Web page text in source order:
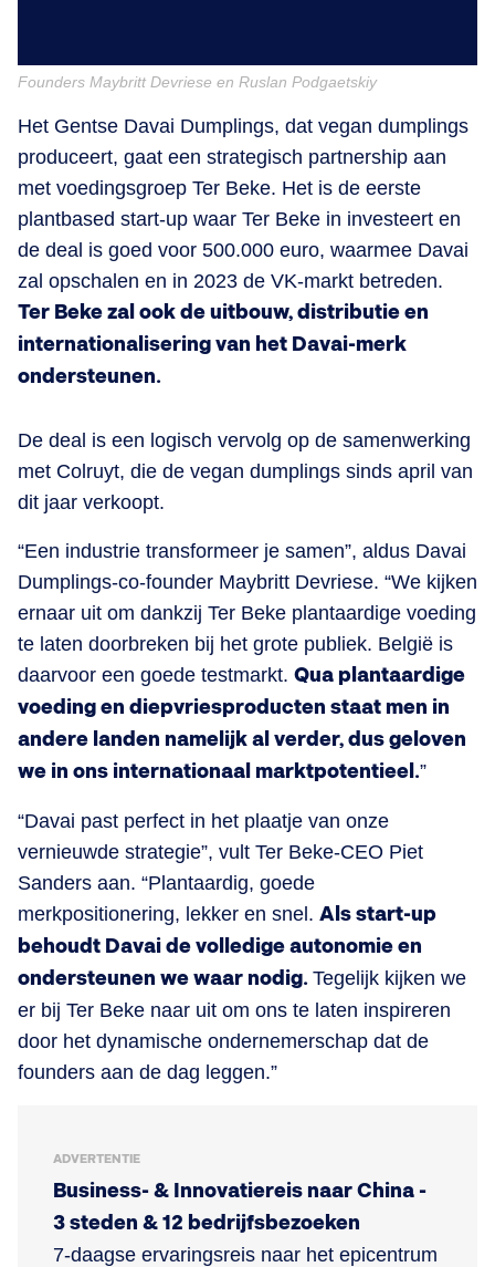
Founders Maybritt Devriese en Ruslan Podgaetskiy
Het Gentse Davai Dumplings, dat vegan dumplings
produceert, gaat een strategisch partnership aan
met voedingsgroep Ter Beke. Het is de eerste
plantbased start-up waar Ter Beke in investeert en
de deal is goed voor 500.000 euro, waarmee Davai
zal opschalen en in 2023 de VK-markt betreden.
Ter Beke zal ook de uitbouw, distributie en
internationalisering van het Davai-merk
ondersteunen.
De deal is een logisch vervolg op de samenwerking
met Colruyt, die de vegan dumplings sinds april van
dit jaar verkoopt.
“Een industrie transformeer je samen”, aldus Davai
Dumplings-co-founder Maybritt Devriese. “We kijken
ernaar uit om dankzij Ter Beke plantaardige voeding
te laten doorbreken bij het grote publiek. België is
daarvoor een goede testmarkt. Qua plantaardige
voeding en diepvriesproducten staat men in
andere landen namelijk al verder, dus geloven
we in ons internationaal marktpotentieel.”
“Davai past perfect in het plaatje van onze
vernieuwde strategie”, vult Ter Beke-CEO Piet
Sanders aan. “Plantaardig, goede
merkpositionering, lekker en snel. Als start-up
behoudt Davai de volledige autonomie en
ondersteunen we waar nodig. Tegelijk kijken we
er bij Ter Beke naar uit om ons te laten inspireren
door het dynamische ondernemerschap dat de
founders aan de dag leggen.”
ADVERTENTIE
Business- & Innovatiereis naar China -
3 steden & 12 bedrijfsbezoeken
7-daagse ervaringsreis naar het epicentrum